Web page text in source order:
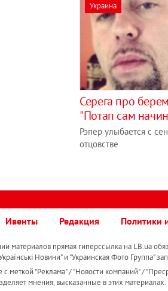
Украина
Серега про
"Потап сам
Рэпер улыбается с
отцовстве
Ивенты Редакция Политики
материалов прямая гиперссылка на LB.ua
Новини" и "Украинская Фото Группа"
меткой "Реклама" / "Новости компаний" /
мнения, высказанные в этих материалах.